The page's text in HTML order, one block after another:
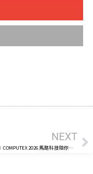
NEXT
ZEISS × COMPUTEX 2026 馬路科技陪你看見 AI 硬體時代的品質新關鍵